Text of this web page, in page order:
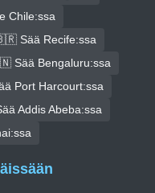
Chile:ssa
Sää Recife:ssa
Sää Bengaluru:ssa
Port Harcourt:ssa
Addis Abeba:ssa